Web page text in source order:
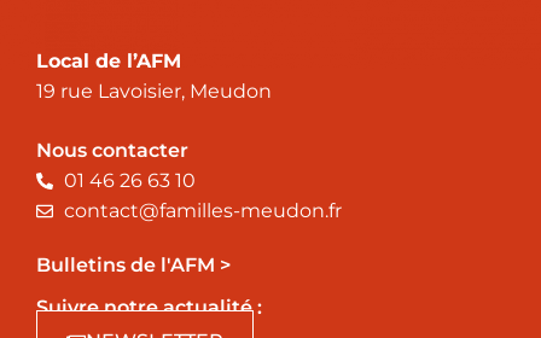
Local de l’AFM
19 rue Lavoisier, Meudon
Nous contacter
01 46 26 63 10
contact@familles-meudon.fr
Bulletins de l'AFM >
Suivre notre actualité :